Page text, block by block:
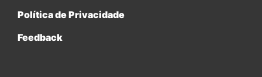
Política de Privacidade
Feedback